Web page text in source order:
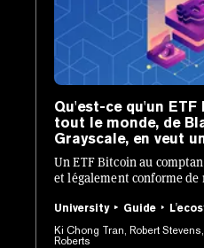
Qu'est-ce qu'un
tout le monde, de
Grayscale, en veut
Un ETF Bitcoin au
et légalement conforme de
investisseurs sont déjà
University Guide
Ki Chong Tran, Robert
Roberts